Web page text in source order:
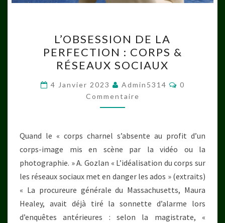
DE
LA
PERFECTION
:
CORPS
&
SOCIAUX
L’OBSESSION DE LA
PERFECTION : CORPS &
RÉSEAUX SOCIAUX
4 Janvier 2023 Admin5314
0
Commentaire
Quand le « corps charnel s’absente au profit d’un
corps-image mis en scène par la vidéo ou la
photographie. » A. Gozlan « L’idéalisation du corps sur
les réseaux sociaux met en danger les ados » (extraits)
« La procureure générale du Massachusetts, Maura
Healey, avait déjà tiré la sonnette d’alarme lors
d’enquêtes antérieures : selon la magistrate, «